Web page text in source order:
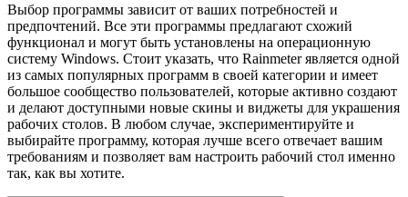
Выбор программы зависит от ваших потребностей и
предпочтений. Все эти программы предлагают схожий
функционал и могут быть установлены на операционную
систему Windows. Стоит указать, что Rainmeter является одной
из самых популярных программ в своей категории и имеет
большое сообщество пользователей, которые активно создают
и делают доступными новые скины и виджеты для украшения
рабочих столов. В любом случае, экспериментируйте и
выбирайте программу, которая лучше всего отвечает вашим
требованиям и позволяет вам настроить рабочий стол именно
так, как вы хотите.